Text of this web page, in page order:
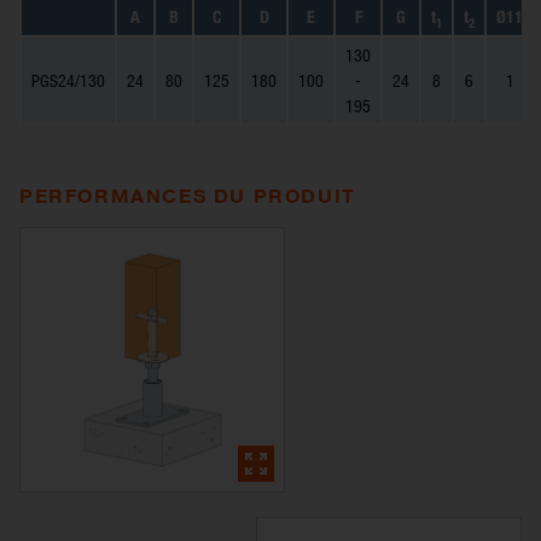
A B C D E F G t1 t2 Ø11
PGS24/130 24 80 125 180 100
130
-
195
24 8 6 1
PERFORMANCES DU PRODUIT